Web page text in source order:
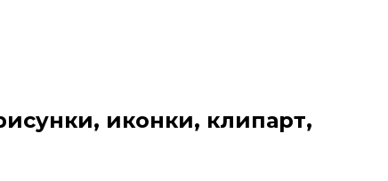
иконки, клипарт,